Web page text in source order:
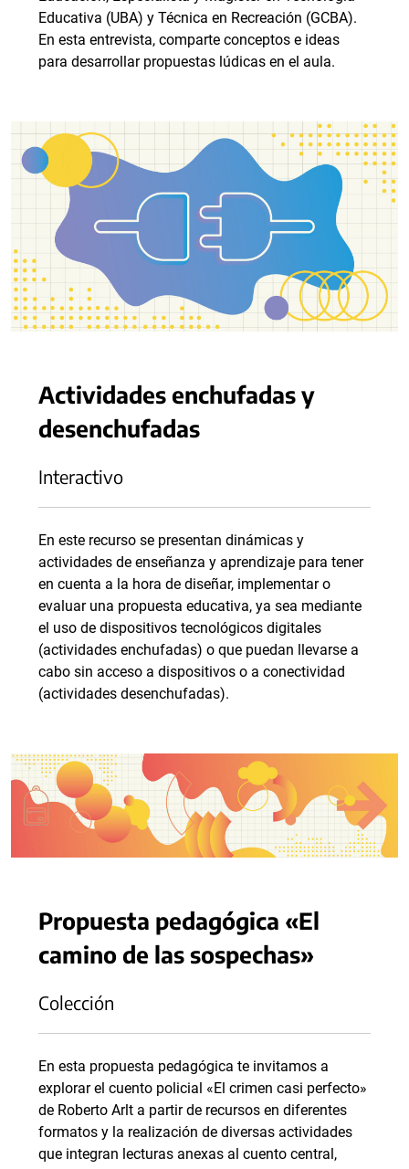
Educativa (UBA) y Técnica en Recreación (GCBA).
En esta entrevista, comparte conceptos e ideas
para desarrollar propuestas lúdicas en el aula.
Actividades enchufadas y
desenchufadas
Interactivo
En este recurso se presentan dinámicas y
actividades de enseñanza y aprendizaje para tener
en cuenta a la hora de diseñar, implementar o
evaluar una propuesta educativa, ya sea mediante
el uso de dispositivos tecnológicos digitales
(actividades enchufadas) o que puedan llevarse a
cabo sin acceso a dispositivos o a conectividad
(actividades desenchufadas).
Propuesta pedagógica «El
camino de las sospechas»
Colección
En esta propuesta pedagógica te invitamos a
explorar el cuento policial «El crimen casi perfecto»
de Roberto Arlt a partir de recursos en diferentes
formatos y la realización de diversas actividades
que integran lecturas anexas al cuento central,